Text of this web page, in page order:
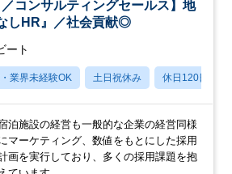
コンサルティングセールス】地
しHR』／社会貢献◎
ート
業界未経験OK 土日祝休み 休日120日以上
泊施設の経営も一般的な企業の経営同様
マーケティング、数値をもとにした採用
画を実行しており、多くの採用課題を抱